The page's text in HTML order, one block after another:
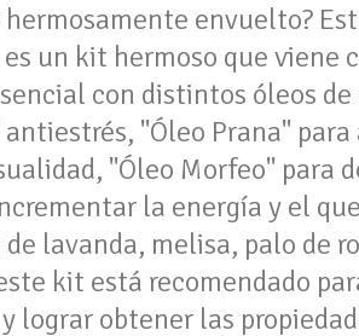
envuelto?
un kit hermoso que viene
con distintos óleos
"Óleo Prana"
"Óleo Morfeo" para
la energía y el
lavanda, melisa, palo de
kit está recomendado
lograr obtener las